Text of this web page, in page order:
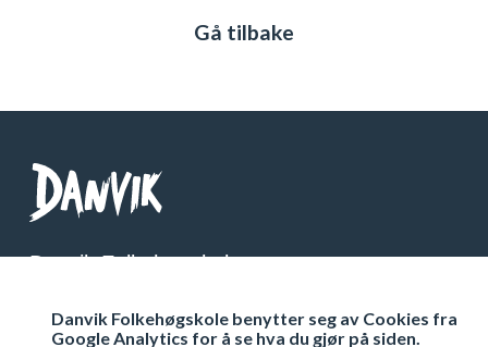
Danvik Folkehøgskole benytter seg av Cookies fra
Google Analytics for å se hva du gjør på siden.
Gå tilbake
Danvik Folkehøgskole
Org Nr: 971 538 333